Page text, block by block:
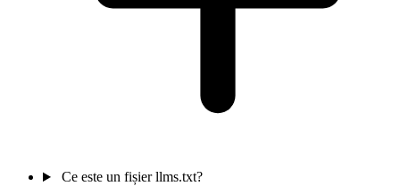
Ce este un fișier llms.txt?